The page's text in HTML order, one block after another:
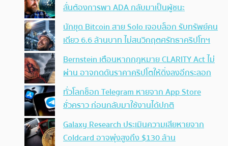
ลั่นต้องการพา ADA กลับมาเป็นผู้ชนะ
นักขุด Bitcoin สาย Solo เจอบล็อก รับทรัพย์คน
เดียว 6.6 ล้านบาท ไม่สนวิกฤตศรัทธาคริปโทฯ
Bernstein เตือนหากกฎหมาย CLARITY Act ไม่
ผ่าน อาจกดดันราคาคริปโตให้ดิ่งลงอีกระลอก
ทั่วโลกช็อก Telegram หายจาก App Store
ชั่วคราว ก่อนกลับมาใช้งานได้ปกติ
Galaxy Research ประเมินความเสียหายจาก
Coldcard อาจพุ่งสูงถึง $130 ล้าน